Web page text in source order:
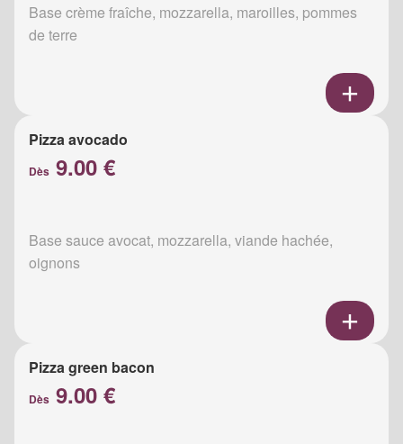
Base crème fraîche, mozzarella, maroilles, pommes
de terre
Pizza avocado
Dès 9.00 €
Base sauce avocat, mozzarella, viande hachée,
oignons
Pizza green bacon
Dès 9.00 €